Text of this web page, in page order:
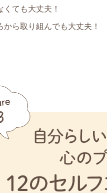
くても大丈夫！
から取り組んでも大丈夫！